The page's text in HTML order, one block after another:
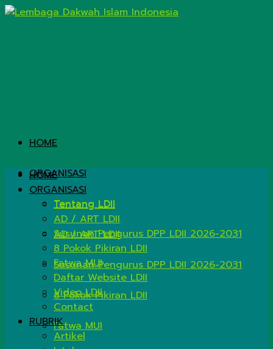
HOME
ORGANISASI
Tentang LDII
AD / ART LDII
Susunan Pengurus DPP LDII 2026-2031
8 Pokok Pikiran LDII
Fatwa MUI
HOME
ORGANISASI
Tentang LDII
AD / ART LDII
Susunan Pengurus DPP LDII 2026-2031
8 Pokok Pikiran LDII
Fatwa MUI
Daftar Website LDII
Video LDII
Contact
RUBRIK
Artikel